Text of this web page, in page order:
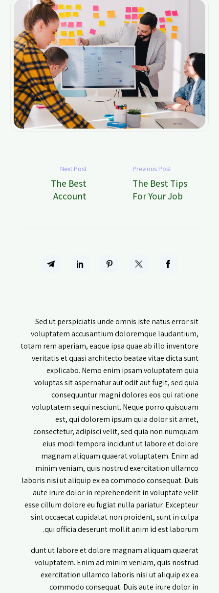
Previous Post
The Best Tips
For Your Job
Next Post
The Best
Account
Sed ut perspiciatis unde omnis iste natus error sit
voluptatem accusantium doloremque laudantium,
totam rem aperiam, eaque ipsa quae ab illo inventore
veritatis et quasi architecto beatae vitae dicta sunt
explicabo. Nemo enim ipsam voluptatem quia
voluptas sit aspernatur aut odit aut fugit, sed quia
consequuntur magni dolores eos qui ratione
voluptatem sequi nesciunt. Neque porro quisquam
est, qui dolorem ipsum quia dolor sit amet,
consectetur, adipisci velit, sed quia non numquam
eius modi tempora incidunt ut labore et dolore
magnam aliquam quaerat voluptatem. Enim ad
minim veniam, quis nostrud exercitation ullamco
laboris nisi ut aliquip ex ea commodo consequat. Duis
aute irure dolor in reprehenderit in voluptate velit
esse cillum dolore eu fugiat nulla pariatur. Excepteur
sint occaecat cupidatat non proident, sunt in culpa
qui officia deserunt mollit anim id est laborum.
dunt ut labore et dolore magnam aliquam quaerat
voluptatem. Enim ad minim veniam, quis nostrud
exercitation ullamco laboris nisi ut aliquip ex ea
commodo consequat. Duis aute irure dolor in